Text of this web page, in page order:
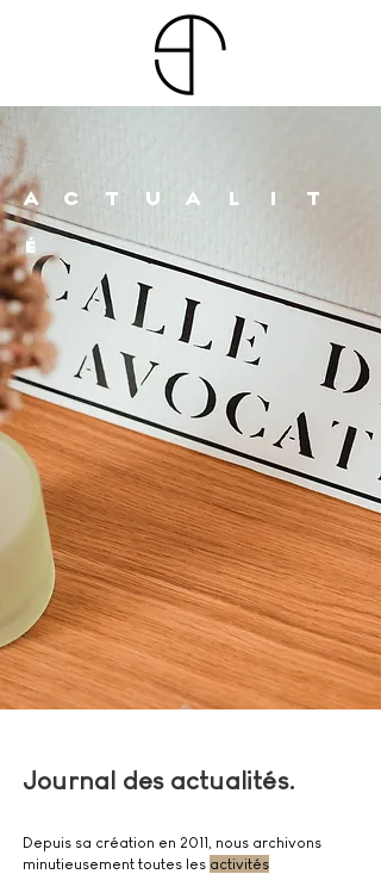
ACTUALIT
É
Journal des actualités.
Depuis sa création en 2011, nous archivons
minutieusement toutes les activités